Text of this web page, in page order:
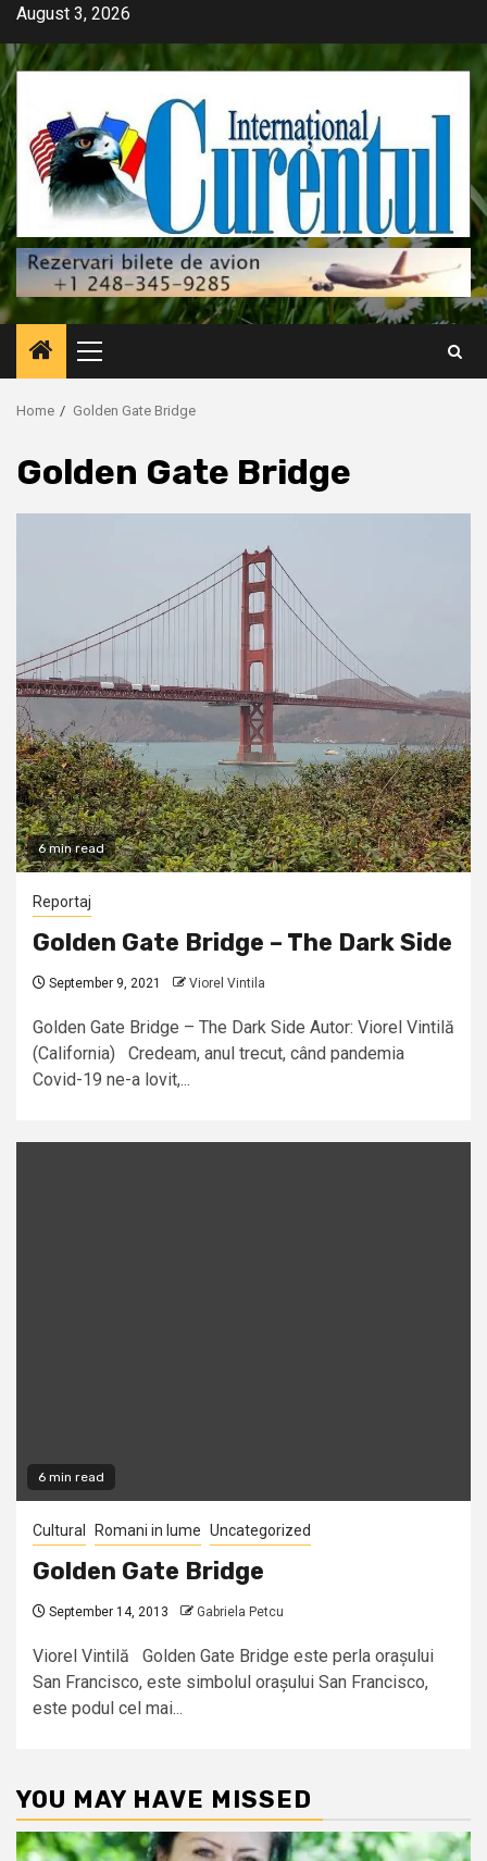
Skip
content
August 3, 2026
Primary
Menu
Home Golden Gate Bridge
Golden Gate Bridge
6 min read
Reportaj
Golden Gate Bridge – The Dark Side
September 9, 2021 Viorel Vintila
Golden Gate Bridge – The Dark Side Autor: Viorel Vintilă
(California) Credeam, anul trecut, când pandemia
Covid-19 ne-a lovit,...
6 min read
Cultural Romani in lume Uncategorized
Golden Gate Bridge
September 14, 2013 Gabriela Petcu
Viorel Vintilă Golden Gate Bridge este perla orașului
San Francisco, este simbolul orașului San Francisco,
este podul cel mai...
YOU MAY HAVE MISSED